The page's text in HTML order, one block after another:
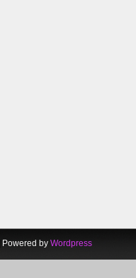
| Powered by Wordpress